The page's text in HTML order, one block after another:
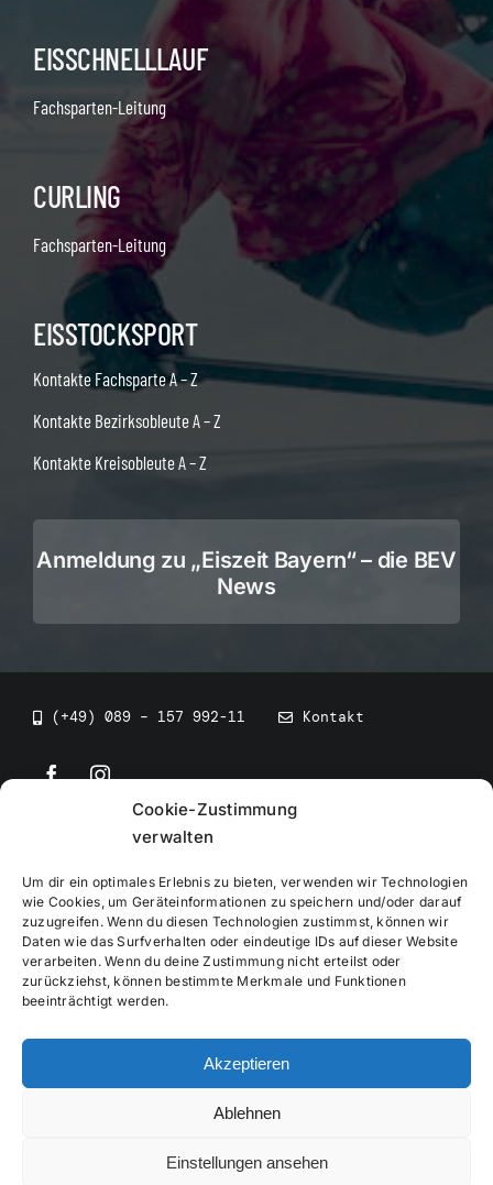
Cookie-Zustimmung
verwalten
Um dir ein optimales Erlebnis zu bieten, verwenden wir Technologien
wie Cookies, um Geräteinformationen zu speichern und/oder darauf
zuzugreifen. Wenn du diesen Technologien zustimmst, können wir
Daten wie das Surfverhalten oder eindeutige IDs auf dieser Website
verarbeiten. Wenn du deine Zustimmung nicht erteilst oder
zurückziehst, können bestimmte Merkmale und Funktionen
beeinträchtigt werden.
Akzeptieren
Ablehnen
Einstellungen ansehen
EISSCHNELLLAUF
Fachsparten-Leitung
CURLING
Fachsparten-Leitung
EISSTOCKSPORT
Kontakte Fachsparte A – Z
Kontakte Bezirksobleute A – Z
Kontakte Kreisobleute A – Z
Anmeldung zu „Eiszeit Bayern“ – die BEV
News
(+49) 089 – 157 992-11 Kontakt
• BEV Bayerischer Eissportverband
Impressum
Datenschutzerklärung